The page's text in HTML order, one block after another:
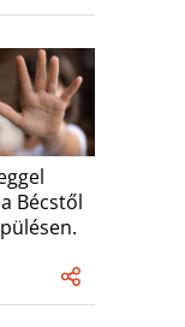
Bécstől